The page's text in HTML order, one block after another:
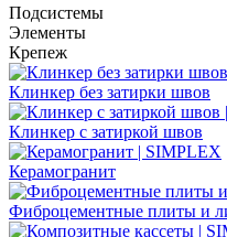
Подсистемы
Элементы
Крепеж
Клинкер без затирки швов
Клинкер с затиркой швов
Керамогранит
Фиброцементные плиты и